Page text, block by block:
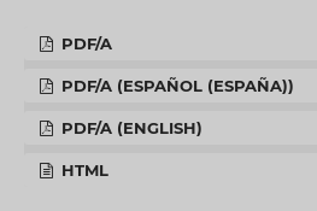
PDF/A
PDF/A (ESPAÑOL (ESPAÑA))
PDF/A (ENGLISH)
HTML